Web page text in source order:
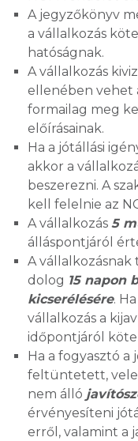
A jegyzőkönyv
a vállalkozás
hatóságnak.
A vállalkozás
ellenében vehet
formailag meg
előírásainak.
Ha a jótállási
akkor a
beszerezni. A
kell felelnie az
A vállalkozás 5
álláspontjáról
A vállalkozásnak
dolog 15 napon
kicserélésére.
vállalkozás a
időpontjáról
Ha a fogyasztó a
feltüntetett, vele
nem álló
érvényesíteni
erről, valamint a